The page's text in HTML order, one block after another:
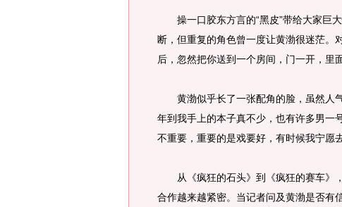
操一口胶东方言的“黑皮”带给大家巨
断，但重复的角色曾一度让黄渤很迷茫。
后，忽然把你送到一个房间，门一开，里
黄渤似乎长了一张配角的脸，虽然人
年到我手上的本子真不少，也有许多男一
不重要，重要的是戏要好，有时候我宁愿
从《疯狂的石头》到《疯狂的赛车》
合作越来越紧密。当记者问及黄渤是否有